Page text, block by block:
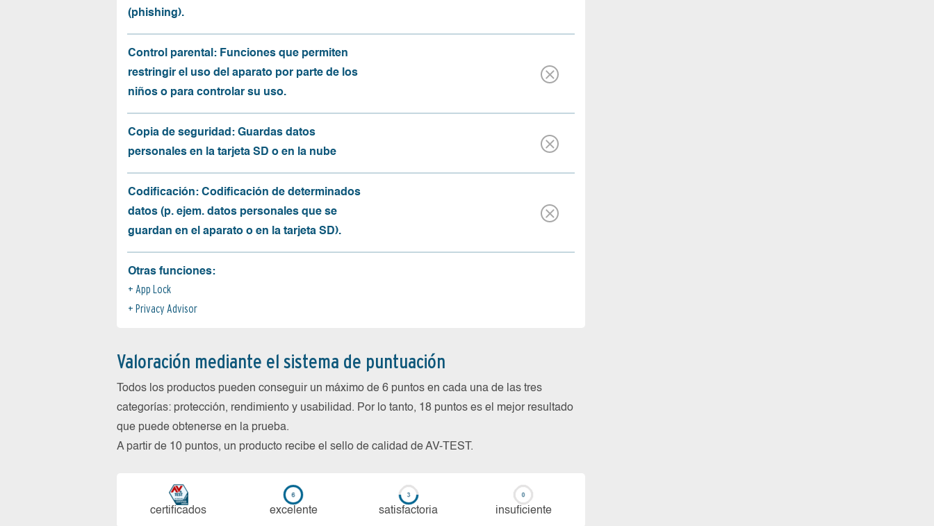
(phishing).
Control parental: Funciones que permiten
restringir el uso del aparato por parte de los
niños o para controlar su uso.
Copia de seguridad: Guardas datos
personales en la tarjeta SD o en la nube
Codificación: Codificación de determinados
datos (p. ejem. datos personales que se
guardan en el aparato o en la tarjeta SD).
Otras funciones:
App Lock
Privacy Advisor
Valoración mediante el sistema de puntuación
Todos los productos pueden conseguir un máximo de 6 puntos en cada una de las tres
categorías: protección, rendimiento y usabilidad. Por lo tanto, 18 puntos es el mejor resultado
que puede obtenerse en la prueba.
A partir de 10 puntos, un producto recibe el sello de calidad de AV-TEST.
certi­ficados ex­ce­len­te sa­tis­fac­to­ria in­su­fi­cien­te